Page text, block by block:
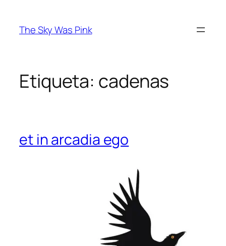
contenido
The Sky Was Pink
Etiqueta: cadenas
et in arcadia ego